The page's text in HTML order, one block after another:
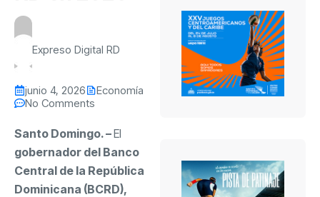
Expreso Digital RD
junio 4, 2026
Economía
No Comments
Santo Domingo. –El
gobernador del Banco
Central de la República
Dominicana (BCRD),